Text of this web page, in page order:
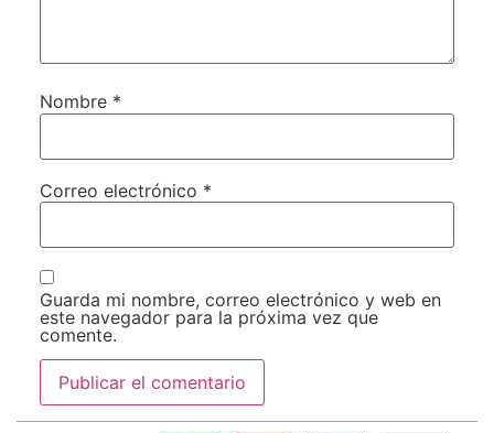
Nombre *
Correo electrónico *
Guarda mi nombre, correo electrónico y web en
este navegador para la próxima vez que
comente.